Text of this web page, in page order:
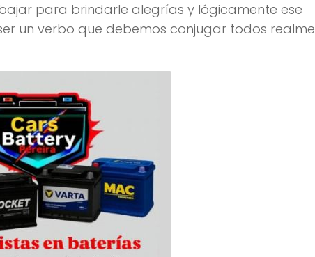
para brindarle alegrías y lógicamente ese
un verbo que debemos conjugar todos